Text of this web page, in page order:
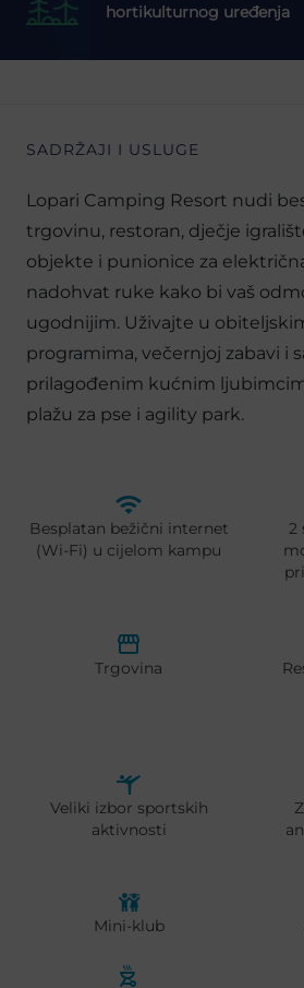
hortikulturnog uređenja
SADRŽAJI I USLUGE
Lopari Camping Resort nudi
trgovinu, restoran, dječje
objekte i punionice za
nadohvat ruke kako bi vaš
ugodnijim. Uživajte u
programima, večernjoj zabavi i
prilagođenim kućnim
plažu za pse i agility park.
Besplatan bežični internet
(Wi-Fi) u cijelom kampu
2
Trgovina
Veliki izbor sportskih
aktivnosti
Mini-klub